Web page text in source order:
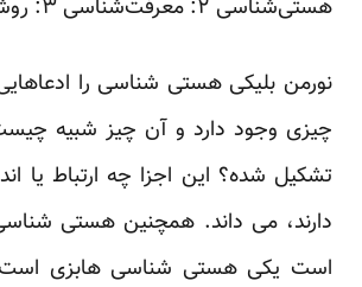
هستی‌شناسی ۲: معرفت‌شناسی ۳: روش‌شناسی
نورمن بلیکی هستی شناسی را ادعاهایی
چیزی وجود دارد و آن چیز شبیه
تشکیل شده؟ این اجزا چه ارتباط یا
دارند، می داند. همچنین هستی
است یکی هستی شناسی هابزی است